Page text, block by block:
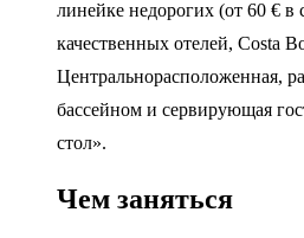
линейке недорогих (от 60 € в
качественных отелей, Costa
Центральнорасположенная,
бассейном и сервирующая
стол».
Чем заняться